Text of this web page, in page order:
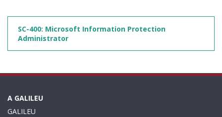
SC-400: Microsoft Information Protection
Administrator
A GALILEU
GALILEU